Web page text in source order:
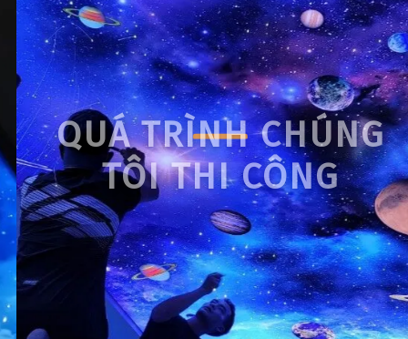
TRẦN ÁNH SAO TẠI
CĂN HỘ MẪU CỦA TẬP
ĐOÀN ĐẤT XANH
GROUP
chúng tôi luôn là sự lựa chọ của các dự án lớn, chủ đầu tư lớn,
và những công trình yêu cầu độ thẩm mỹ cao